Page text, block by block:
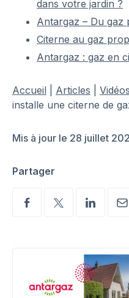
dans votre jardin ?
Antargaz – Du gaz
Citerne au gaz
Antargaz : gaz en
Accueil Articles Vidéos
installe une citerne de
Mis à jour le 28 juillet
Partager